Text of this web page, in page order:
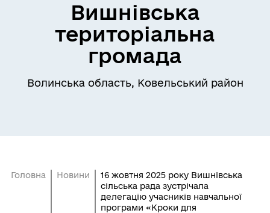
Вишнівська
територіальна
громада
Волинська область, Ковельський район
Головна Новини
16 жовтня 2025 року Вишнівська
сільська рада зустрічала
делегацію учасників навчальної
програми «Кроки для